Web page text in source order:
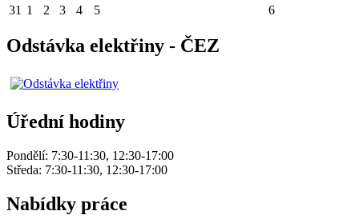
31 1 2 3 4 5 6
Odstávka elektřiny - ČEZ
Úřední hodiny
Pondělí: 7:30-11:30, 12:30-17:00
Středa: 7:30-11:30, 12:30-17:00
Nabídky práce